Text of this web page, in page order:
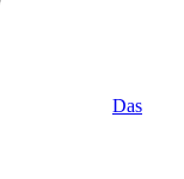
Das